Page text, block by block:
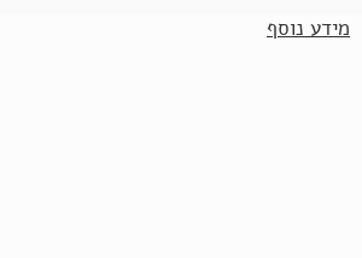
מידע נוסף